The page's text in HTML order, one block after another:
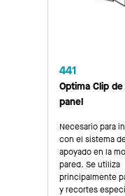
441
Optima Clip
panel
Necesario para
con el sistema
apoyado en la
pared. Se utiliza
principalmente
y recortes